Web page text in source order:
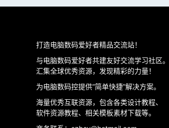
打造电脑数码爱好者精品交流站！
与电脑数码爱好者共建友好交流学习社区。
汇集全球优秀资源，发现精彩的力量！
为电脑数码控提供“简单快捷”解决方案。
海量优秀互联资源，包含各类设计教程、
软件资源教程、相关模板素材下载等。